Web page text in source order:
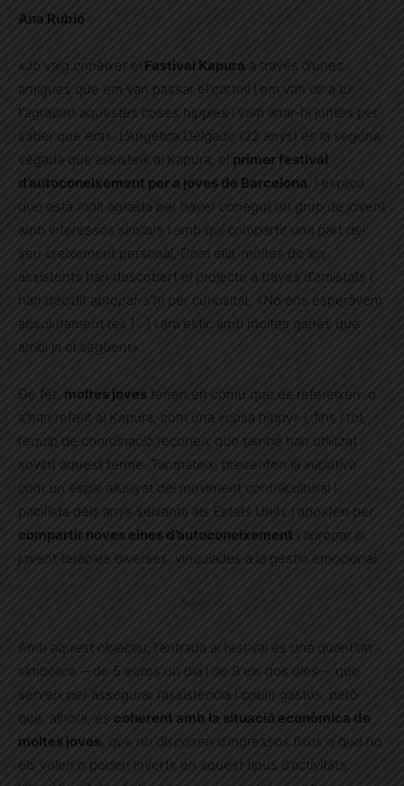
Ana Rubió
«Jo vaig conèixer el Festival Kapura a través d’unes
amigues que em van passar el cartell i em van dir a tu
t’agraden aquestes coses hippies i vam anar-hi juntes per
saber què era». L’Angèlica Delgado (22 anys) és la segona
vegada que assisteix al Kapura, el primer festival
d’autoconeixement per a joves de Barcelona , i explica
que està molt agraïda per haver conegut un grup de jovent
amb interessos similars i amb qui compartir una part del
seu creixement personal. Com ella, moltes de les
assistents han descobert el projecte a través d’amistats i
han decidit apropar-s’hi per curiositat. «No ens esperàvem
absolutament res […] i ara estic amb moltes ganes que
arribi ja el següent».
De fet, moltes joves tenen en comú que es refereixen, o
s’han referit al Kapura, com una «cosa hippy» i, fins i tot,
l’equip de coordinació reconeix que també han utilitzat
sovint aquest terme. Tanmateix, presenten la iniciativa
com un espai allunyat del moviment contracultural i
pacifista dels anys seixanta als Estats Units i aposten per
compartir noves eines d’autoconeixement i apropar al
jovent teràpies diverses, vinculades a la gestió emocional.
Amb aquest objectiu, l’entrada al festival és una quantitat
simbòlica —de 5 euros un dia i de 9 els dos dies— que
serveix per assegurar l’assistència i cobrir gastos, però
que, alhora, és coherent amb la situació econòmica de
moltes joves, que no disposen d’ingressos fixos o que no
els volen o poden invertir en aquest tipus d’activitats.